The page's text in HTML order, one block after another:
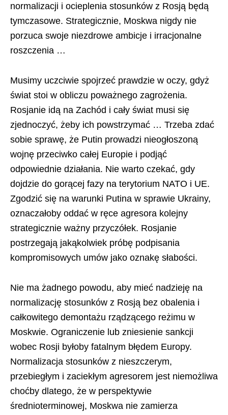
normalizacji i ocieplenia stosunków z Rosją będą
tymczasowe. Strategicznie, Moskwa nigdy nie
porzuca swoje niezdrowe ambicje i irracjonalne
roszczenia …
Musimy uczciwie spojrzeć prawdzie w oczy, gdyż
świat stoi w obliczu poważnego zagrożenia.
Rosjanie idą na Zachód i cały świat musi się
zjednoczyć, żeby ich powstrzymać … Trzeba zdać
sobie sprawę, że Putin prowadzi nieogłoszoną
wojnę przeciwko całej Europie i podjąć
odpowiednie działania. Nie warto czekać, gdy
dojdzie do gorącej fazy na terytorium NATO i UE.
Zgodzić się na warunki Putina w sprawie Ukrainy,
oznaczałoby oddać w ręce agresora kolejny
strategicznie ważny przyczółek. Rosjanie
postrzegają jakąkolwiek próbę podpisania
kompromisowych umów jako oznakę słabości.
Nie ma żadnego powodu, aby mieć nadzieję na
normalizację stosunków z Rosją bez obalenia i
całkowitego demontażu rządzącego reżimu w
Moskwie. Ograniczenie lub zniesienie sankcji
wobec Rosji byłoby fatalnym błędem Europy.
Normalizacja stosunków z nieszczerym,
przebiegłym i zaciekłym agresorem jest niemożliwa
choćby dlatego, że w perspektywie
średnioterminowej, Moskwa nie zamierza